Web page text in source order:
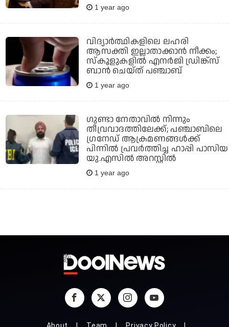
1 year ago
വിദ്യാർത്ഥികളിലെ ലഹരി
ആസക്തി ഇല്ലാതാക്കാൻ നീക്കം;
സ്കൂളുകളിൽ എനർജി ഡ്രിങ്ക്സ്
ബാൻ ചെയ്ത് പഞ്ചാബ്
1 year ago
ഗുണ്ടാ നേതാവിൽ നിന്നും
തീവ്രവാദത്തിലേക്ക്; പഞ്ചാബിലെ
ഗ്രനേഡ് ആക്രമണങ്ങൾക്ക്
പിന്നിൽ പ്രവർത്തിച്ച ഹാപ്പി പാസിയ
യു.എസിൽ അറസ്റ്റിൽ
1 year ago
About Team Privacy Policy